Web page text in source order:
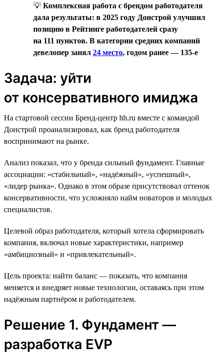
💡 Комплексная работа с брендом работодателя
дала результаты: в 2025 году Донстрой улучшил
позицию в Рейтинге работодателей сразу
на 111 пунктов. В категории средних компаний
девелопер занял 24 место, годом ранее — 135-е
Задача: уйти
от консервативного имиджа
На стартовой сессии Бренд-центр hh.ru вместе с командой
Донстрой проанализировал, как бренд работодателя
воспринимают на рынке.
Анализ показал, что у бренда сильный фундамент. Главные
ассоциации: «стабильный», «надёжный», «успешный»,
«лидер рынка». Однако в этом образе присутствовал оттенок
консервативности, что усложняло найм новаторов и молодых
специалистов.
Целевой образ работодателя, который хотела сформировать
компания, включал новые характеристики, например
«амбициозный» и «привлекательный».
Цель проекта: найти баланс — показать, что компания
меняется и внедряет новые технологии, оставаясь при этом
надёжным партнёром и работодателем.
Решение 1. Фундамент —
разработка EVP